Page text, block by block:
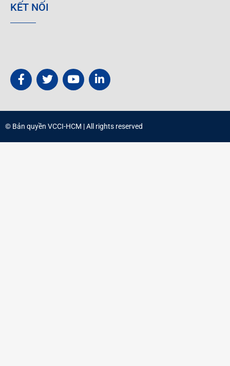
KẾT NỐI
© Bản quyền VCCI-HCM | All rights reserved